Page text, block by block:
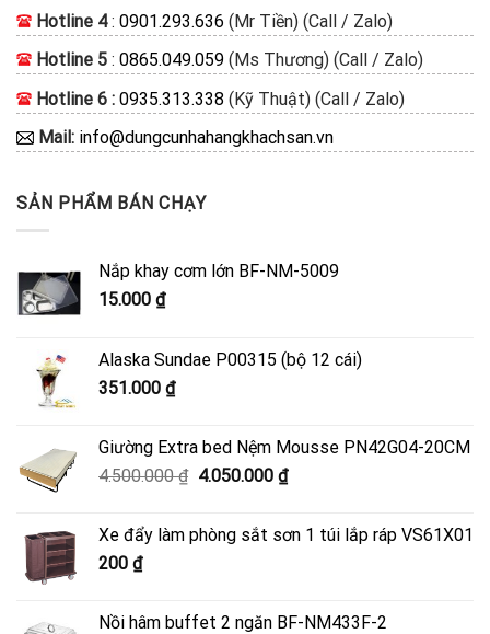
Hotline 4: 0901.293.636 (Mr Tiền) (Call / Zalo)
Hotline 5 : 0865.049.059 (Ms Thương) (Call / Zalo)
Hotline 6 : 0935.313.338 (Kỹ Thuật) (Call / Zalo)
Mail: info@dungcunhahangkhachsan.vn
SẢN PHẨM BÁN CHẠY
Nắp khay cơm lớn BF-NM-5009
15.000 ₫
Alaska Sundae P00315 (bộ 12 cái)
351.000 ₫
Giường Extra bed Nệm Mousse PN42G04-20CM
4.500.000₫ Giá
4.500.000 ₫.
4.050.000 ₫Giá
là:
Xe đẩy làm phòng sắt sơn 1 túi lắp ráp VS61X01
200 ₫
Nồi hâm buffet 2 ngăn BF-NM433F-2